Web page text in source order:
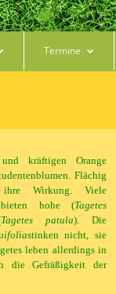
Termine
kräftigen Orange
Flächig
Wirkung. Viele
bieten hohe (Tagetes
Tagetes patula). Die
stinken nicht, sie
leben allerdings in
die Gefräßigkeit der